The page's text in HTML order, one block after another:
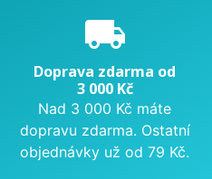
local_shipping
Doprava zdarma od
3 000 Kč
Nad 3 000 Kč máte
dopravu zdarma. Ostatní
objednávky už od 79 Kč.